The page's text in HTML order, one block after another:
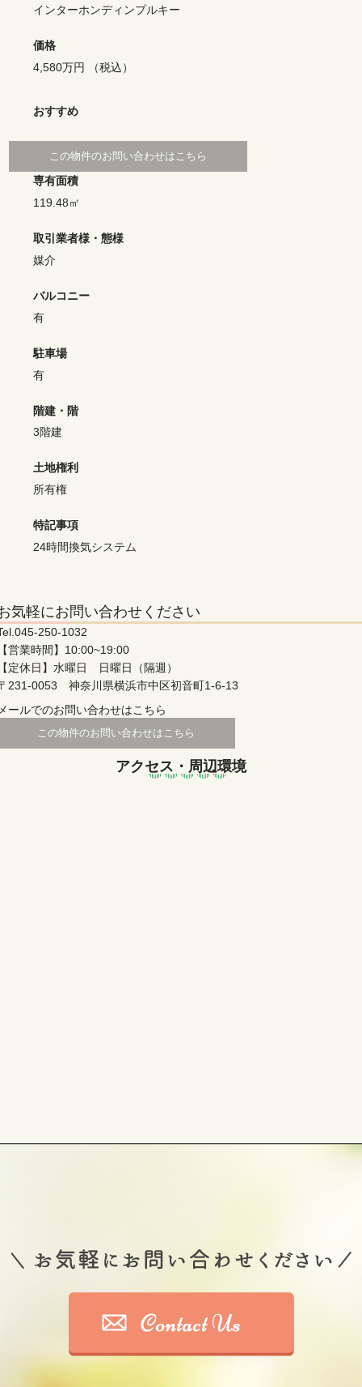
インターホンディンプルキー
価格
4,580万円
（税込）
おすすめ
専有面積
119.48㎡
取引業者様・態様
媒介
バルコニー
有
駐車場
有
階建・階
3階建
土地権利
所有権
特記事項
24時間換気システム
気軽にお問い合わせください
045-250-1032
営業時間】10:00~19:00
定休日】水曜日 日曜日（隔週）
231-0053 神奈川県横浜市中区初音町1-6-13
ールでのお問い合わせはこちら
アクセス・周辺環境